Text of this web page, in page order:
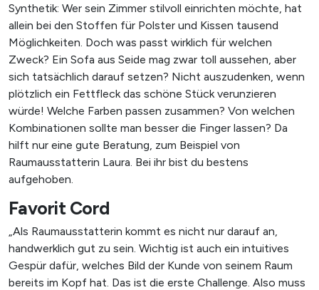
Synthetik: Wer sein Zimmer stilvoll einrichten möchte, hat
allein bei den Stoffen für Polster und Kissen tausend
Möglichkeiten. Doch was passt wirklich für welchen
Zweck? Ein Sofa aus Seide mag zwar toll aussehen, aber
sich tatsächlich darauf setzen? Nicht auszudenken, wenn
plötzlich ein Fettfleck das schöne Stück verunzieren
würde! Welche Farben passen zusammen? Von welchen
Kombinationen sollte man besser die Finger lassen? Da
hilft nur eine gute Beratung, zum Beispiel von
Raumausstatterin Laura. Bei ihr bist du bestens
aufgehoben.
Favorit Cord
„Als Raumausstatterin kommt es nicht nur darauf an,
handwerklich gut zu sein. Wichtig ist auch ein intuitives
Gespür dafür, welches Bild der Kunde von seinem Raum
bereits im Kopf hat. Das ist die erste Challenge. Also muss